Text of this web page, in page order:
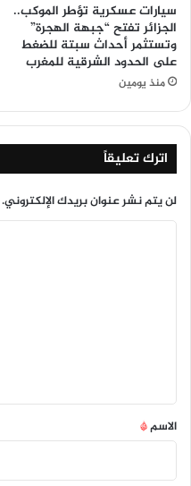
سيارات عسكرية تؤطر الموكب..
الجزائر تفتح “جبهة الهجرة”
وتستثمر أحداث سبتة للضغط
على الحدود الشرقية للمغرب
منذ يومين
اترك تعليقاً
لن يتم نشر عنوان بريدك الإلكتروني.
*
الاسم*